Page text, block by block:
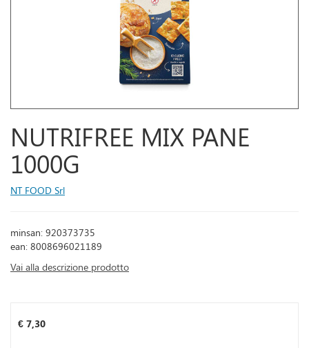
NUTRIFREE MIX PANE
1000G
NT FOOD Srl
minsan: 920373735
ean: 8008696021189
Vai alla descrizione prodotto
Prezzo
€ 7,30